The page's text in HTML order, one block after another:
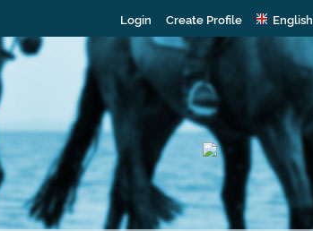
Login Create Profile English